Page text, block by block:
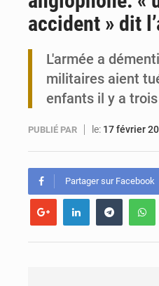
accident » dit
L'armée a
militaires aient
enfants il y a
PUBLIÉ PAR le: 17 février
Partager sur Facebook